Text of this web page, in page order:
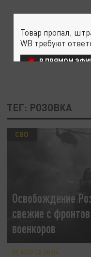
ТЕГ: РОЗОВКА
Освобождение
свежие с фронтов
военкоров
СВО
25 МАРТА 08:04
Товар пропал,
WB требуют
В ПРЯМОМ